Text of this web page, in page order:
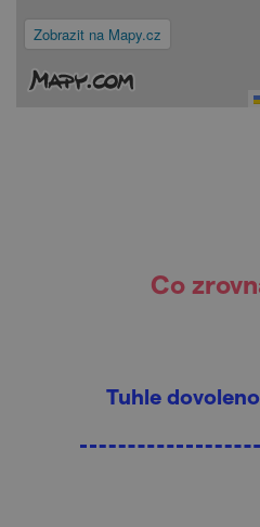
Zobrazit na Mapy.cz
Co
Tuhle